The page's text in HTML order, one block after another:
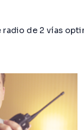
de 2 vías